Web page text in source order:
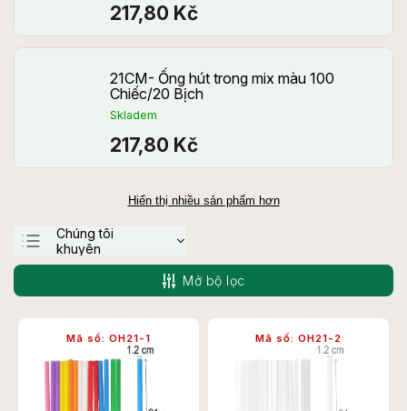
217,80 Kč
21CM- Ống hút trong mix màu 100
Chiếc/20 Bịch
Skladem
217,80 Kč
Hiển thị nhiều sản phẩm hơn
Chúng tôi
khuyên
Đắt nhất
Bán chạy nhất
theo thứ tự abc
Mở bộ lọc
Mã số: OH21-1 Mã số: OH21-2